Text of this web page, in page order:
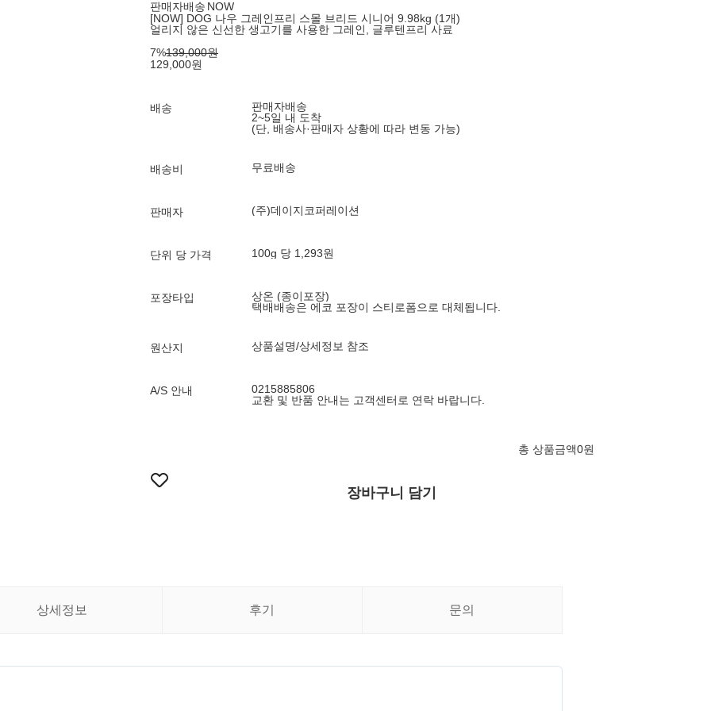
판매자배송 NOW
[NOW] DOG 나우 그레인프리 스몰 브리드 시니어 9.98kg (1개)
얼리지 않은 신선한 생고기를 사용한 그레인, 글루텐프리 사료
7%139,000원
129,000원
배송
판매자배송
2~5일 내 도착
(단, 배송사·판매자 상황에 따라 변동 가능)
배송비 무료배송
판매자 (주)데이지코퍼레이션
단위 당 가격 100g 당 1,293원
포장타입
상온 (종이포장)
택배배송은 에코 포장이 스티로폼으로 대체됩니다.
원산지 상품설명/상세정보 참조
A/S 안내
0215885806
교환 및 반품 안내는 고객센터로 연락 바랍니다.
총 상품금액0원
장바구니 담기
상세정보 후기 문의